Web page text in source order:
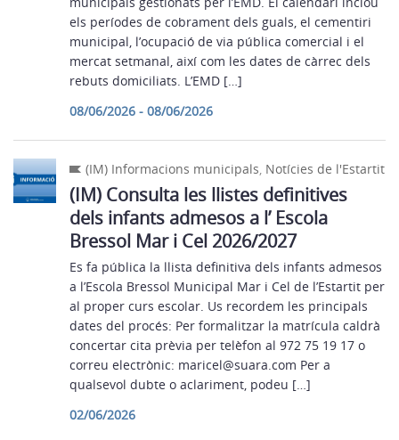
els períodes de cobrament dels guals, el cementiri
municipal, l’ocupació de via pública comercial i el
mercat setmanal, així com les dates de càrrec dels
rebuts domiciliats. L’EMD […]
08/06/2026 - 08/06/2026
(IM) Informacions municipals, Notícies de l'Estartit
(IM) Consulta les llistes definitives
dels infants admesos a l’ Escola
Bressol Mar i Cel 2026/2027
Es fa pública la llista definitiva dels infants admesos
a l’Escola Bressol Municipal Mar i Cel de l’Estartit per
al proper curs escolar. Us recordem les principals
dates del procés: Per formalitzar la matrícula caldrà
concertar cita prèvia per telèfon al 972 75 19 17 o
correu electrònic: maricel@suara.com Per a
qualsevol dubte o aclariment, podeu […]
02/06/2026